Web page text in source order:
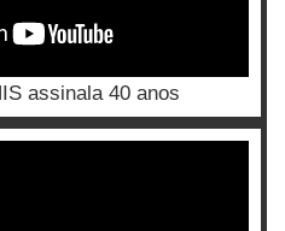
assinala 40 anos